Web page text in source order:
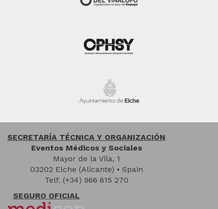
SECRETARÍA TÉCNICA Y ORGANIZACIÓN
Eventos Médicos y Sociales
Mayor de la Vila, 1
03202 Elche (Alicante) • Spain
Telf. (+34) 966 615 270
SEGURO OFICIAL